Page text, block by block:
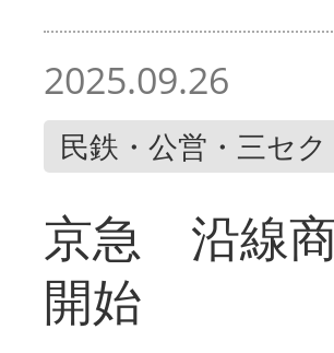
2025.09.26
民鉄・公営・三セク
京急 沿線商
開始